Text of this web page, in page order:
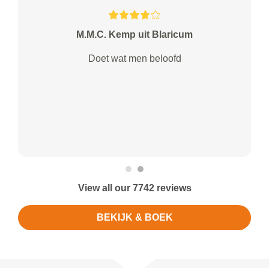
M.M.C. Kemp uit Blaricum
Doet wat men beloofd
View all our 7742 reviews
BEKIJK & BOEK